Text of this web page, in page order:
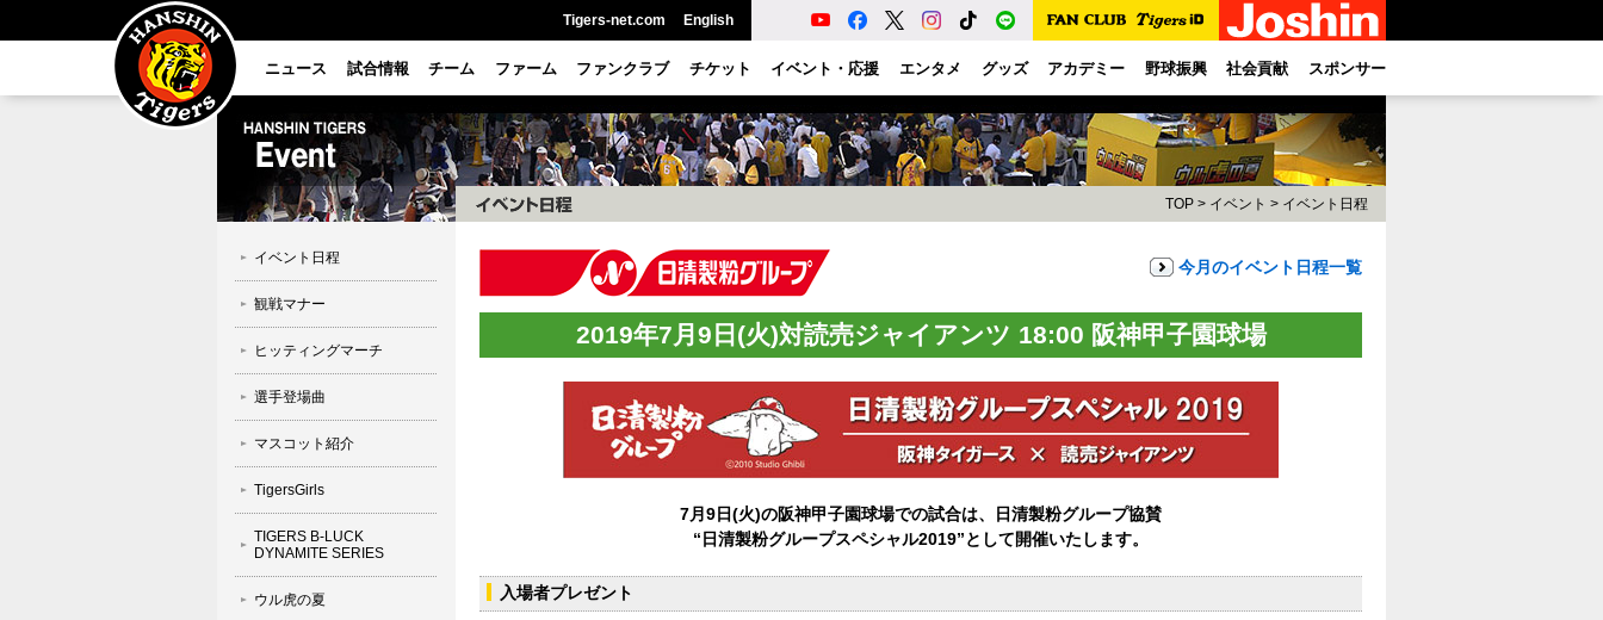
Tigers-net.com English
ニュース 試合情報 チーム ファーム ファンクラブ チケット イベント・応援 エンタメ グッズ アカデミー 野球振興 社会貢献 スポンサー
イベント日程
観戦マナー
ヒッティングマーチ
選手登場曲
マスコット紹介
TigersGirls
TIGERS B-LUCK
DYNAMITE SERIES
ウル虎の夏
TOP > イベント > イベント日程
今月のイベント日程一覧
2019年7月9日(火)対読売ジャイアンツ 18:00 阪神甲子園球場
7月9日(火)の阪神甲子園球場での試合は、日清製粉グループ協賛
“日清製粉グループスペシャル2019”として開催いたします。
入場者プレゼント